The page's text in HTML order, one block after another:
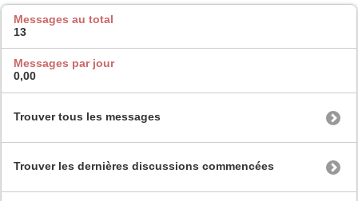
Messages au total
13
Messages par jour
0,00
Trouver tous les messages
Trouver les dernières discussions commencées